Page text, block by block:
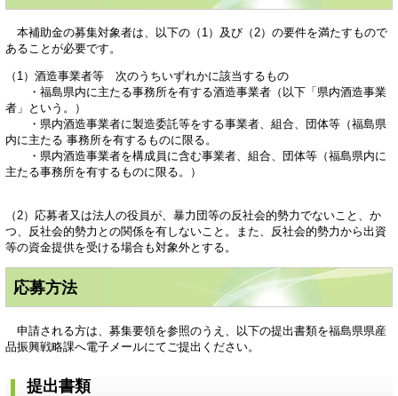
​本補助金の募集対象者は、以下の（1）及び（2）の要件を満たすもので
あることが必要です。
（1）酒造事業者等 次のうちいずれかに該当するもの
・福島県内に主たる事務所を有する酒造事業者（以下「県内酒造事業
者」という。）
・県内酒造事業者に製造委託等をする事業者、組合、団体等（福島県
内に主たる 事務所を有するものに限る。
・県内酒造事業者を構成員に含む事業者、組合、団体等（福島県内に
主たる事務所を有するものに限る。）
（2）応募者又は法人の役員が、暴力団等の反社会的勢力でないこと、か
つ、反社会的勢力との関係を有しないこと。また、反社会的勢力から出資
等の資金提供を受ける場合も対象外とする。
応募方法
申請される方は、募集要領を参照のうえ、以下の提出書類を福島県県産
品振興戦略課へ電子メールにてご提出ください。
提出書類